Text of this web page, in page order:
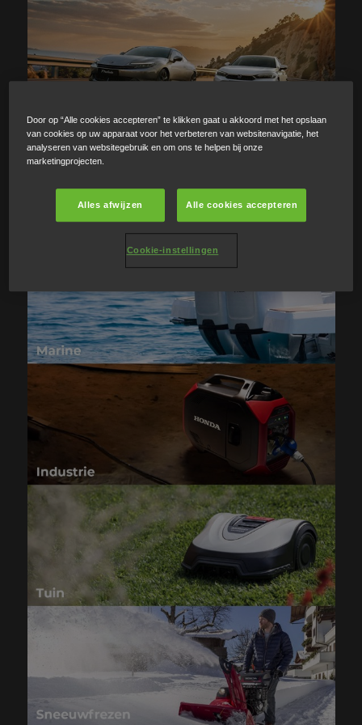
Door op “Alle cookies accepteren” te klikken gaat u akkoord met het opslaan
van cookies op uw apparaat voor het verbeteren van websitenavigatie, het
analyseren van websitegebruik en om ons te helpen bij onze
marketingprojecten.
Alles afwijzen Alle cookies accepteren
Cookie-instellingen